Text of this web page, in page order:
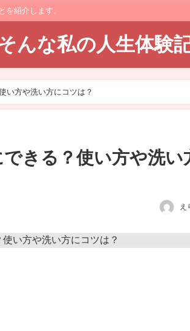
を紹介します。
んな私の人生体験
い方や洗い方にコツは？
きる？使い方や洗い
え